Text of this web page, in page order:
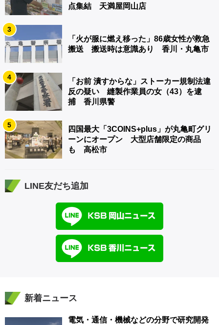
点集結 天満屋岡山店
3
「火が服に燃え移った」86歳女性が救急
搬送 搬送時は意識あり 香川・丸亀市
4
「お前 潰すからな」ストーカー規制法違
反の疑い 縫製作業員の女（43）を逮
捕 香川県警
5
四国最大「3COINS+plus」が丸亀町グリ
ーンにオープン 大型店舗限定の商品
も 高松市
LINE友だち追加
新着ニュース
電気・通信・機械などの分野で研究開発